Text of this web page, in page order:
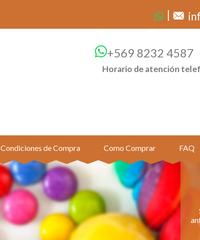
+569 8232 4587
Horario de atención
Condiciones de Compra Como Comprar FAQ